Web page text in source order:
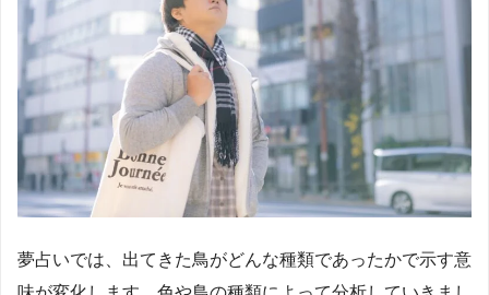
夢占いでは、出てきた鳥がどんな種類であったかで示す意